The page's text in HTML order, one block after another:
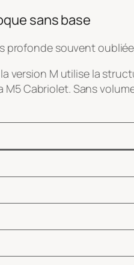
sans base
profonde souvent
version M utilise la
M5 Cabriolet. Sans